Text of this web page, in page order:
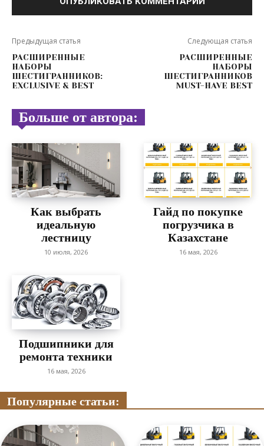
Предыдущая статья
РАСШИРЕННЫЕ
НАБОРЫ
ШЕСТИГРАННИКОВ:
EXCLUSIVE & BEST
Следующая статья
РАСШИРЕННЫЕ
НАБОРЫ
ШЕСТИГРАННИКОВ
MUST-HAVE BEST
Больше от автора:
Как выбрать
идеальную
лестницу
10 июля, 2026
Гайд по покупке
погрузчика в
Казахстане
16 мая, 2026
Подшипники для
ремонта техники
16 мая, 2026
Популярные статьи: